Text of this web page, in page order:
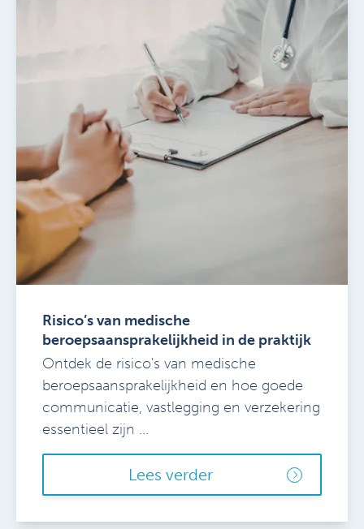
Risico’s van medische
beroepsaansprakelijkheid in de praktijk
Ontdek de risico's van medische
beroepsaansprakelijkheid en hoe goede
communicatie, vastlegging en verzekering
essentieel zijn ...
Lees verder